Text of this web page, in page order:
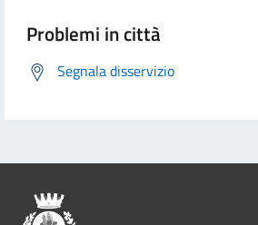
Problemi in città
Segnala disservizio